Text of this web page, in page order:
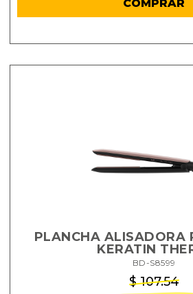
COMPRAR
PLANCHA ALISADORA
KERATIN
BD-S8599
$ 107.54